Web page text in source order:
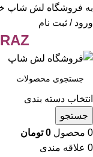
به فروشگاه لش شاپ
ورود / ثبت نام
انتخاب دسته بندی
جستجو
0 محصول 0 تومان
0 علاقه مندی